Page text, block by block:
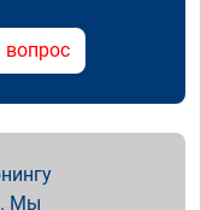
вопрос
Мы